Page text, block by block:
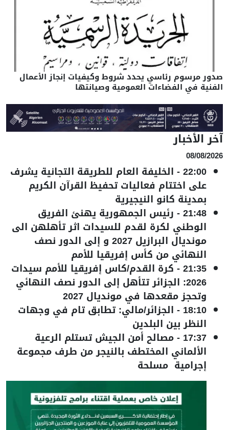
صدور مرسوم رئاسي يحدد شروط وكيفيات إنجاز الأعمال
الفنية في الفضاءات العمومية وصيانتها
آخر الأخبار
08/08/2026
22:00
- الخليفة العام للطريقة التجانية يشرف
على اختتام فعاليات تحفيظ القرآن الكريم
بمدينة كانو النيجيرية
21:48
- رئيس الجمهورية يهنئ الفريق
الوطني لكرة لقدم للسيدات اثر تأهلهن الى
مونديال البرازيل 2027 و إلى الدور نصف
النهائي من كأس إفريقيا للأمم
21:35
-كرة القدم/كاس إفريقيا للأمم سيدات
2026: الجزائر تتأهل إلى الدور نصف النهائي
وتحجز مقعدها في مونديال 2027
18:10
- الجزائر/مالي: تطابق تام في وجهات
النظر بين البلدين
17:37
-مصالح أمن الجيش تستلم الرعية
الألماني المختطف بالنيجر من طرف مجموعة
إجرامية مسلحة